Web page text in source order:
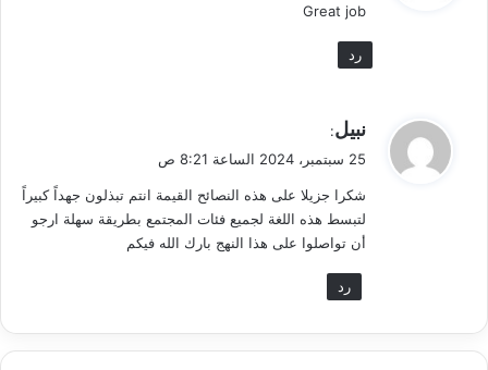
ل
Great job
رد
ي
ق
ل
نبيل:
25 سبتمبر، 2024 الساعة 8:21 ص
شكرا جزيلا على هذه النصائح القيمة انتم تبذلون جهداً كبيراً
لتبسط هذه اللغة لجميع فئات المجتمع بطريقة سهلة ارجو
أن تواصلوا على هذا النهج بارك الله فيكم
رد